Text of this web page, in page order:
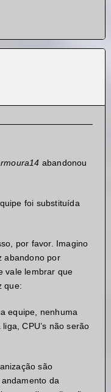
abandonou
foi substituída
por favor. Imagino
abandono por
vale lembrar que
que:
equipe, nenhuma
CPU’s não serão
são
da